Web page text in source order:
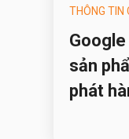
THÔNG TIN
sản
phát